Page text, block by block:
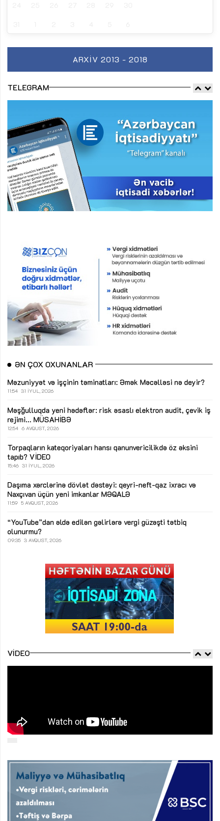
ARXIV 2013 - 2018
TELEGRAM
ƏN ÇOX OXUNANLAR
Məzuniyyət və işçinin təminatları: Əmək Məcəlləsi nə deyir?
11:54 31 İYUL, 2026
Məşğulluqda yeni hədəflər: risk əsaslı elektron audit, çevik iş
rejimi... MÜSAHİBƏ
12:54 6 AVQUST, 2026
Torpaqların kateqoriyaları hansı qanunvericilikdə öz əksini
tapıb? VİDEO
15:46 31 İYUL, 2026
Daşıma xərclərinə dövlət dəstəyi: qeyri-neft-qaz ixracı və
Naxçıvan üçün yeni imkanlar MƏQALƏ
11:59 5 AVQUST, 2026
“YouTube”dan əldə edilən gəlirlərə vergi güzəşti tətbiq
olunurmu?
09:35 3 AVQUST, 2026
VIDEO